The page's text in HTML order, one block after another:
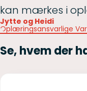
kan mærkes i
Jytte og Heidi
Oplæringsansvarlige
Se, hvem der